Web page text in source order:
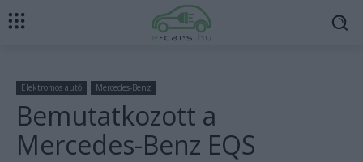
Elektromos autó Mercedes-Benz
Bemutatkozott a
Mercedes-Benz EQS